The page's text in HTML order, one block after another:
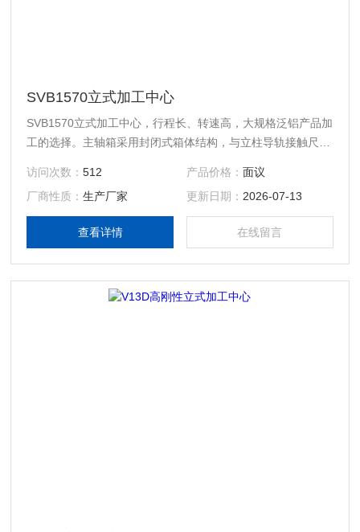
SVB1570立式加工中心
SVB1570立式加工中心，行程长、转速高，大规格泛铝产品加
工的选择。主轴箱采用封闭式箱体结构，与立柱导轨接触尺寸
程的Z向定位准确性和主轴加工稳定。
访问次数：512 产品价格： 面议
厂商性质：生产厂家 更新日期： 2026-07-13
查看详情 在线留言